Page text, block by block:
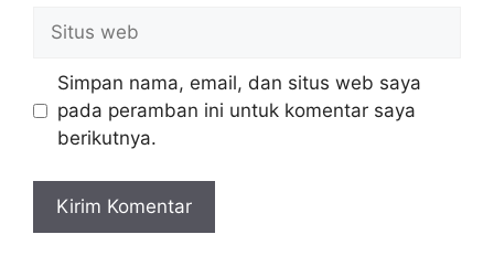
Situs
web
Simpan nama, email, dan situs web saya
pada peramban ini untuk komentar saya
berikutnya.